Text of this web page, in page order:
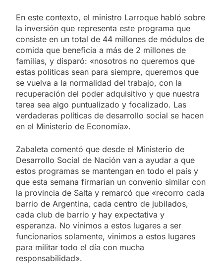
En este contexto, el ministro Larroque habló sobre
la inversión que representa este programa que
consiste en un total de 44 millones de módulos de
comida que beneficia a más de 2 millones de
familias, y disparó: «nosotros no queremos que
estas políticas sean para siempre, queremos que
se vuelva a la normalidad del trabajo, con la
recuperación del poder adquisitivo y que nuestra
tarea sea algo puntualizado y focalizado. Las
verdaderas políticas de desarrollo social se hacen
en el Ministerio de Economía».
Zabaleta comentó que desde el Ministerio de
Desarrollo Social de Nación van a ayudar a que
estos programas se mantengan en todo el país y
que esta semana firmarían un convenio similar con
la provincia de Salta y remarcó que «recorro cada
barrio de Argentina, cada centro de jubilados,
cada club de barrio y hay expectativa y
esperanza. No vinimos a estos lugares a ser
funcionarios solamente, vinimos a estos lugares
para militar todo el día con mucha
responsabilidad».